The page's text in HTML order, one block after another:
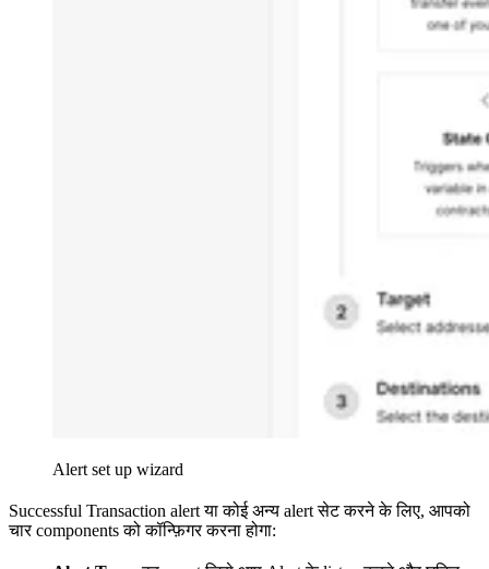
Alert set up wizard
Successful Transaction alert या कोई अन्य alert सेट करने के लिए, आपको
चार components को कॉन्फ़िगर करना होगा: